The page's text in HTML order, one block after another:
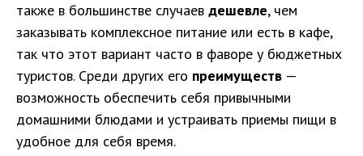
также в большинстве случаев дешевле, чем
заказывать комплексное питание или есть в кафе,
так что этот вариант часто в фаворе у бюджетных
туристов. Среди других его преимуществ —
возможность обеспечить себя привычными
домашними блюдами и устраивать приемы пищи в
удобное для себя время.